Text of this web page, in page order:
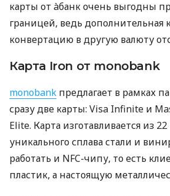
карты от àбанк очень выгодны
границей, ведь дополнительная
конвертацию в другую валюту
Карта Iron от monobank
monobank предлагает в рамках
сразу две карты: Visa Infinite и
Elite. Карта изготавливается из
уникального сплава стали и
работать и NFC-чипу, то есть
пластик, а настоящую